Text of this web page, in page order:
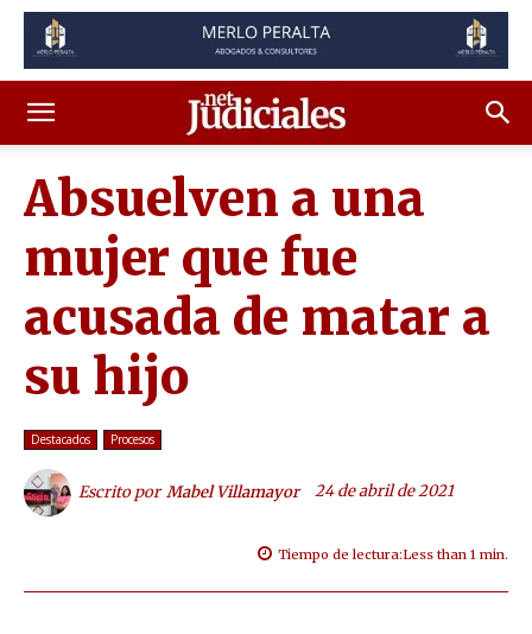
Absuelven a una
mujer que fue
acusada de matar a
su hijo
Destacados Procesos
Escrito por Mabel Villamayor 24 de abril de 2021
Tiempo de lectura:Less than 1 min.